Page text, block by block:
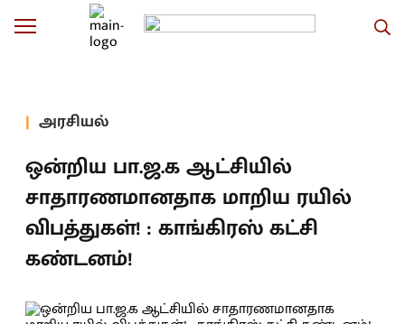
அரசியல்
ஒன்றிய பா.ஜ.க ஆட்சியில்
சாதாரணமானதாக மாறிய ரயில்
விபத்துகள்! : காங்கிரஸ் கட்சி
கண்டனம்!